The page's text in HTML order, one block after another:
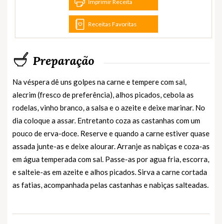
Imprimir Receita
Receitas Favoritas
Preparação
Na véspera dê uns golpes na carne e tempere com sal,
alecrim (fresco de preferência), alhos picados, cebola as
rodelas, vinho branco, a salsa e o azeite e deixe marinar. No
dia coloque a assar. Entretanto coza as castanhas com um
pouco de erva-doce. Reserve e quando a carne estiver quase
assada junte-as e deixe alourar. Arranje as nabiças e coza-as
em água temperada com sal. Passe-as por agua fria, escorra,
e salteie-as em azeite e alhos picados. Sirva a carne cortada
as fatias, acompanhada pelas castanhas e nabiças salteadas.